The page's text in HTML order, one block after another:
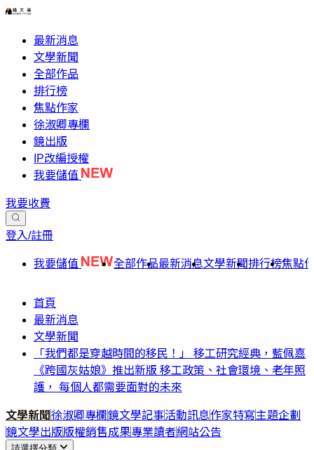
最新消息
文學新聞
全部作品
排行榜
焦點作家
徐淑卿專欄
鏡出版
IP改編授權
我要儲值
我要收費
登入/註冊
我要儲值 全部作品最新消息文學新聞排行榜焦點
首頁
最新消息
文學新聞
「我們都是穿越時間的移民！」 移工研究經典，藍佩嘉
《跨國灰姑娘》推出新版 移工政策、社會環境、老年照
護， 每個人都需要面對的未來
文學新聞 徐淑卿專欄鏡文學記事活動訊息作家特寫主題企劃
鏡文學出版版權銷售成果專業讀者網站公告